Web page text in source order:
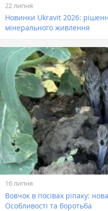
22 липня
Новинки Ukravit 2026:
мінерального живлення
16 липня
Вовчок в посівах ріпаку:
Особливості та боротьба